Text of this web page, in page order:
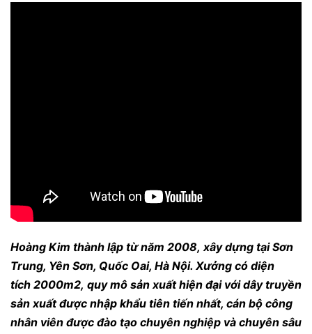
Hoàng Kim thành lập từ năm 2008, xây dựng tại Sơn
Trung, Yên Sơn, Quốc Oai, Hà Nội. Xưởng có diện
tích 2000m2, quy mô sản xuất hiện đại với dây truyền
sản xuất được nhập khẩu tiên tiến nhất, cán bộ công
nhân viên được đào tạo chuyên nghiệp và chuyên sâu